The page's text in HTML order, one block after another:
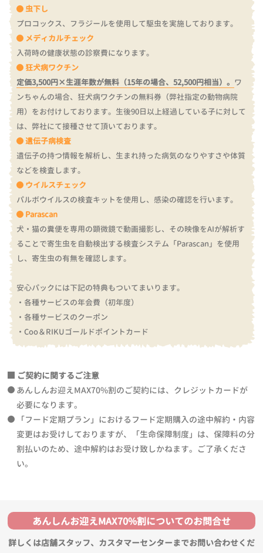
虫下し
プロコックス、フラジールを使用して駆虫を実施しております。
メディカルチェック
入荷時の健康状態の診察費になります。
狂犬病ワクチン
定価3,500円×生涯年数が無料（15年の場合、52,500円相当）。 ワ
ンちゃんの場合、狂犬病ワクチンの無料券（弊社指定の動物病院
用）をお付けしております。 生後90日以上経過している子に対して
は、弊社にて接種させて頂いております。
遺伝子病検査
遺伝子の持つ情報を解析し、生まれ持った病気のなりやすさや体質
などを検査します。
ウイルスチェック
パルボウイルスの検査キットを使用し、感染の確認を行います。
Parascan
犬・猫の糞便を専用の顕微鏡で動画撮影し、その映像をAIが解析す
ることで寄生虫を自動検出する検査システム「Parascan」を使用
し、寄生虫の有無を確認します。
安心パックには下記の特典もついてまいります。
・各種サービスの年会費（初年度）
・各種サービスのクーポン
・Coo＆RIKUゴールドポイントカード
ご契約に関するご注意
あんしんお迎えMAX70%割のご契約には、クレジットカードが
必要になります。
「フード定期プラン」におけるフード定期購入の途中解約・内容
変更はお受けしておりますが、「生命保障制度」は、保障料の分
割払いのため、途中解約はお受け致しかねます。ご了承くださ
い。
あんしんお迎えMAX70%割についてのお問合せ
詳しくは店舗スタッフ、カスタマーセンターまでお問い合わせくだ